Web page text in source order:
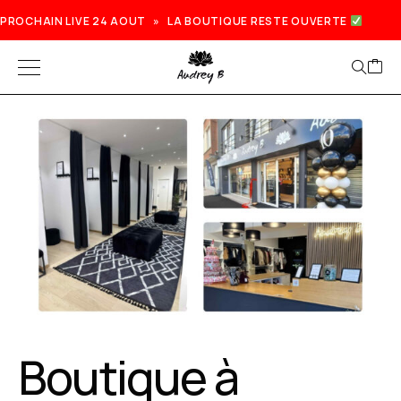
PROCHAIN LIVE 24 AOUT » LA BOUTIQUE RESTE OUVERTE
Prochain live lundi